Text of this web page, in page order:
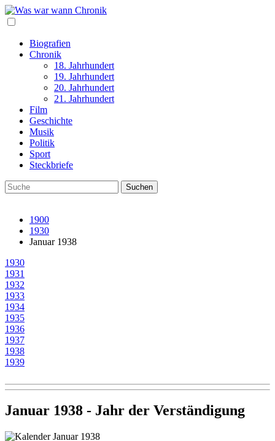
Biografien
Chronik
18. Jahrhundert
19. Jahrhundert
20. Jahrhundert
21. Jahrhundert
Film
Geschichte
Musik
Politik
Sport
Steckbriefe
1900
1930
Januar 1938
1930
1931
1932
1933
1934
1935
1936
1937
1938
1939
Januar 1938 - Jahr der Verständigung